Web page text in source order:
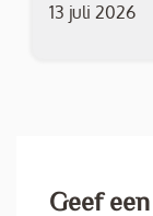
13 juli 2026
Geef